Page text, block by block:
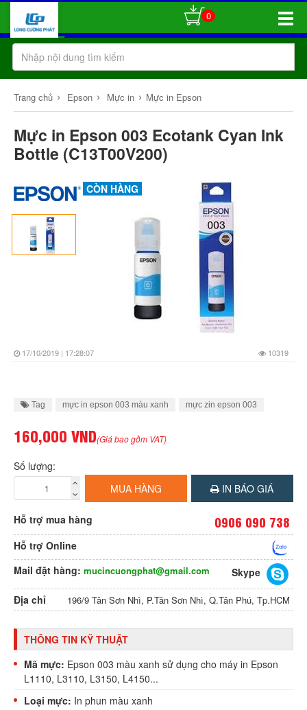
Toggle
0
Trang chủ › Epson › Mực in › Mực in Epson
Mực in Epson 003 Ecotank Cyan Ink
Bottle (C13T00V200)
CÒN HÀNG
17/10/2019 | 17:28:07 10319
Tag mực in epson 003 màu xanh mực zin epson 003
160,000 VND(Giá bao gồm VAT)
Số lượng:
MUA HÀNG
IN BÁO GIÁ
Hỗ trợ mua hàng 0906 090 738
Hỗ trợ Online
Mail đặt hàng: mucincuongphat@gmail.com
Skype
Địa chỉ
196/9 Tân Sơn Nhì, P.Tân Sơn Nhì, Q.Tân Phú, Tp.HCM
THÔNG TIN KỸ THUẬT
Mã mực: Epson 003 màu xanh sử dụng cho máy in Epson
L1110, L3110, L3150, L4150...
Loại mực: In phun màu xanh